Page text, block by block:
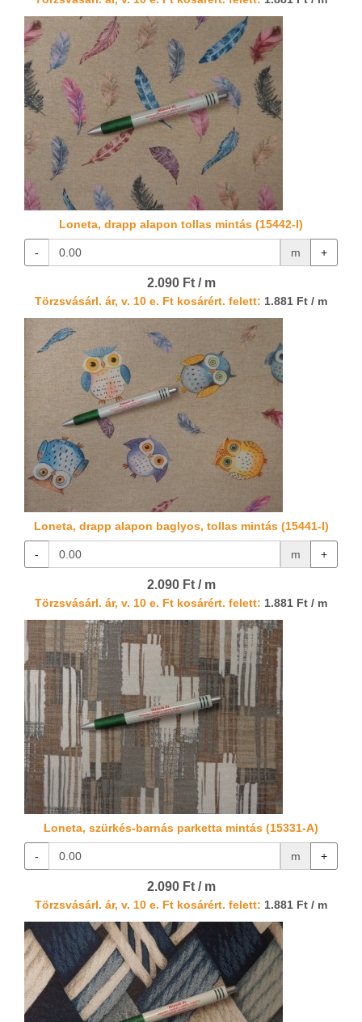
Loneta, drapp alapon tollas mintás (15442-I)
- m +
2.090 Ft / m
Törzsvásárl. ár, v. 10 e. Ft kosárért. felett: 1.881 Ft / m
Loneta, drapp alapon baglyos, tollas mintás (15441-I)
- m +
2.090 Ft / m
Törzsvásárl. ár, v. 10 e. Ft kosárért. felett: 1.881 Ft / m
Loneta, szürkés-barnás parketta mintás (15331-A)
- m +
2.090 Ft / m
Törzsvásárl. ár, v. 10 e. Ft kosárért. felett: 1.881 Ft / m